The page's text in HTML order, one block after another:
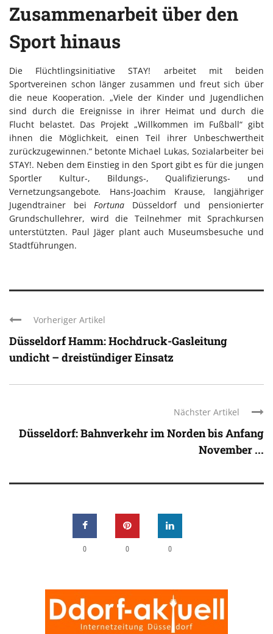
Zusammenarbeit über den
Sport hinaus
Die Flüchtlingsinitiative STAY! arbeitet mit beiden
Sportvereinen schon länger zusammen und freut sich über
die neue Kooperation. „Viele der Kinder und Jugendlichen
sind durch die Ereignisse in ihrer Heimat und durch die
Flucht belastet. Das Projekt „Willkommen im Fußball“ gibt
ihnen die Möglichkeit, einen Teil ihrer Unbeschwertheit
zurückzugewinnen.“ betonte Michael Lukas, Sozialarbeiter bei
STAY!. Neben dem Einstieg in den Sport gibt es für die jungen
Sportler Kultur-, Bildungs-, Qualifizierungs- und
Vernetzungsangebote.
Hans-Joachim Krause, langjähriger
Jugendtrainer beiFortuna Düsseldorf und pensionierter
Grundschullehrer, wird die Teilnehmer mit Sprachkursen
unterstützten. Paul Jäger plant auch Museumsbesuche und
Stadtführungen.
Vorheriger Artikel
Düsseldorf Hamm: Hochdruck-Gasleitung
undicht – dreistündiger Einsatz
Nächster Artikel
Düsseldorf: Bahnverkehr im Norden bis Anfang
November ...
0 0 0